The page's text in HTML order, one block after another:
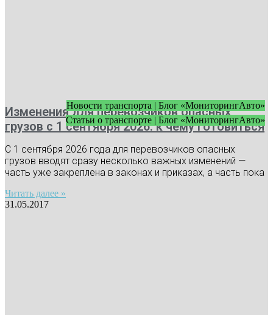
Новости транспорта | Блог «МониторингАвто»
Статьи о транспорте | Блог «МониторингАвто»
Изменения для перевозчиков опасных
грузов с 1 сентября 2026: к чему готовиться
С 1 сентября 2026 года для перевозчиков опасных
грузов вводят сразу несколько важных изменений —
часть уже закреплена в законах и приказах, а часть пока
Читать далее »
31.05.2017